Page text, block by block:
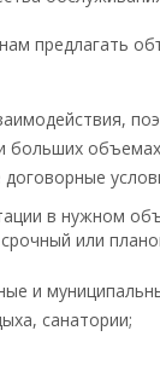
предлагать
в нужном
или
и
санатории;